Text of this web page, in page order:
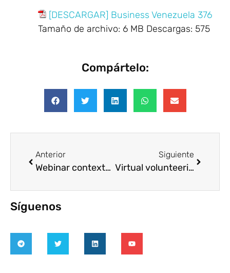
[DESCARGAR] Business Venezuela 376
Tamaño de archivo: 6 MB Descargas: 575
Compártelo:
Anterior
Webinar contexto COVID: ‘Voluntariado y ODS’
Siguiente
Virtual volunteering (Volunteering Together-IAVE)
Síguenos